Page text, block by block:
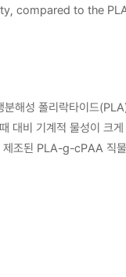
compared to the
thermal
but also various
성 폴리락타이드
기계적 물성이 크
된 PLA-g-cPAA 직
었음을 입증하였다.